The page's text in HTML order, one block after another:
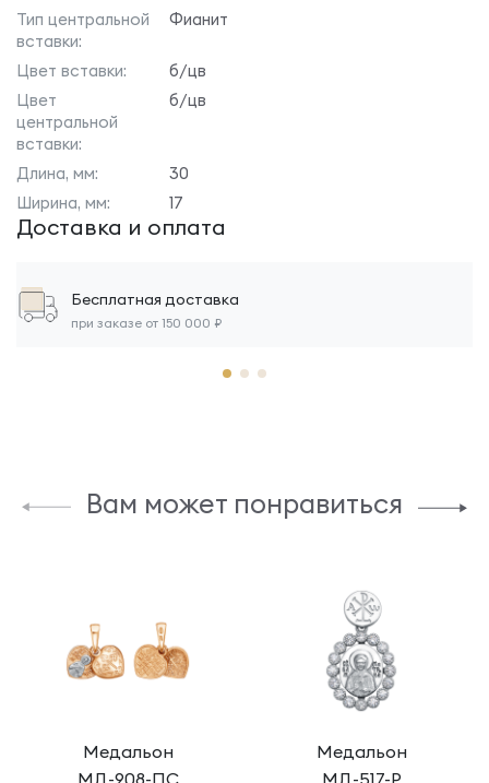
Тип центральной
вставки:
Фианит
Цвет вставки:
б/цв
Цвет
центральной
вставки:
б/цв
Длина, мм:
30
Ширина, мм:
17
Доставка и оплата
Бесплатная доставка
при заказе от 150 000 ₽
Вам может понравиться
Медальон
МД-908-ПС
Медальон
МД-517-Р